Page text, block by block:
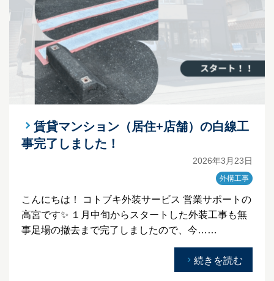
賃貸マンション（居住+店舗）の白線工
事完了しました！
2026年3月23日
外構工事
こんにちは！ コトブキ外装サービス 営業サポートの
高宮です✨ １月中旬からスタートした外装工事も無
事足場の撤去まで完了しましたので、今……
続きを読む